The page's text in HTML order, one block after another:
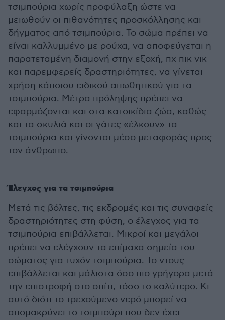
τσιμπούρια χωρίς προφύλαξη ώστε να
μειωθούν οι πιθανότητες προσκόλλησης και
δήγματος από τσιμπούρια. Το σώμα πρέπει να
είναι καλλυμμένο με ρούχα, να αποφεύγεται η
παρατεταμένη διαμονή στην εξοχή, πχ πικ νικ
και παρεμφερείς δραστηριότητες, να γίνεται
χρήση κάποιου ειδικού απωθητικού για τα
τσιμπούρια. Μέτρα πρόληψης πρέπει να
εφαρμόζονται και στα κατοικίδια ζώα, καθώς
και τα σκυλιά και οι γάτες «έλκουν» τα
τσιμπούρια και γίνονται μέσο μεταφοράς προς
τον άνθρωπο.
Έλεγχος για τα τσιμπούρια
Μετά τις βόλτες, τις εκδρομές και τις συναφείς
δραστηριότητες στη φύση, ο έλεγχος για τα
τσιμπούρια επιβάλλεται. Μικροί και μεγάλοι
πρέπει να ελέγχουν τα επίμαχα σημεία του
σώματος για τυχόν τσιμπούρια. Το ντους
επιβάλλεται και μάλιστα όσο πιο γρήγορα μετά
την επιστροφή στο σπίτι, τόσο το καλύτερο. Κι
αυτό διότι το τρεχούμενο νερό μπορεί να
απομακρύνει το τσιμπούρι που δεν έχει